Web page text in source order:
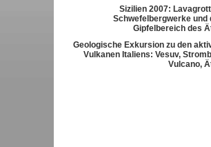
Sizilien 2007:
Schwefelbergwerke und
Gipfelbereich des
Geologische Exkursion zu den
Vulkanen Italiens: Vesuv,
Vulcano,